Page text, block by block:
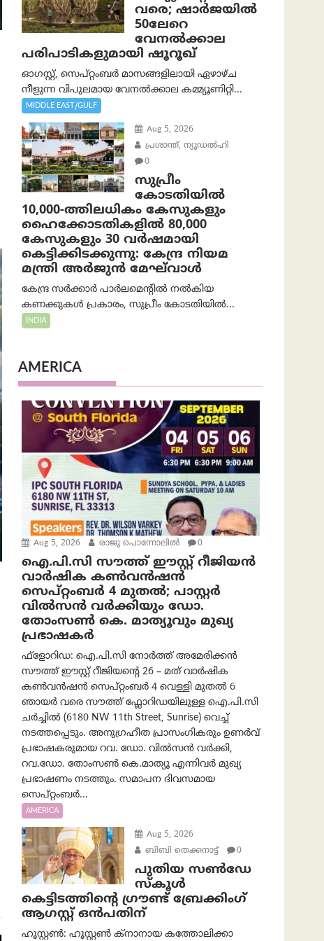
വരെ; ഷാർജയിൽ
50ലേറെ
വേനൽക്കാല
പരിപാടികളുമായി ഷൂറൂഖ്
ഓഗസ്റ്റ്, സെപ്റ്റംബർ മാസങ്ങളിലായി ഏഴാഴ്ച
നീളുന്ന വിപുലമായ വേനൽക്കാല കമ്മ്യൂണിറ്റി...
MIDDLE EAST/GULF
Aug 5, 2026
പ്രശാന്ത്, ന്യൂഡല്‍ഹി
0
സുപ്രീം
കോടതിയിൽ
10,000-ത്തിലധികം കേസുകളും
ഹൈക്കോടതികളിൽ 80,000
കേസുകളും 30 വർഷമായി
കെട്ടിക്കിടക്കുന്നു: കേന്ദ്ര നിയമ
മന്ത്രി അര്‍ജുന്‍ മേഘ്‌വാള്‍
കേന്ദ്ര സർക്കാർ പാർലമെന്റിൽ നൽകിയ
കണക്കുകൾ പ്രകാരം, സുപ്രീം കോടതിയിൽ...
INDIA
AMERICA
Aug 5, 2026 രാജു പൊന്നോലിൽ 0
ഐ.പി.സി സൗത്ത് ഈസ്റ്റ് റീജിയൻ
വാർഷിക കൺവൻഷൻ
സെപ്റ്റംബർ 4 മുതൽ; പാസ്റ്റർ
വിൽസൻ വർക്കിയും ഡോ.
തോംസൺ കെ. മാത്യൂവും മുഖ്യ
പ്രഭാഷകർ
ഫ്ളോറിഡ: ഐ.പി.സി നോർത്ത് അമേരിക്കൻ
സൗത്ത് ഈസ്റ്റ് റീജിയന്റെ 26 – മത് വാർഷിക
കൺവൻഷൻ സെപ്റ്റംബർ 4 വെള്ളി മുതൽ 6
ഞായർ വരെ സൗത്ത് ഫ്ലോറിഡയിലുള്ള ഐ.പി.സി
ചർച്ചിൽ (6180 NW 11th Street, Sunrise) വെച്ച്
നടത്തപ്പെടും. അനുഗ്രഹീത പ്രാസംഗികരും ഉണർവ്
പ്രഭാഷകരുമായ റവ. ഡോ. വിൽസൻ വർക്കി,
റവ.ഡോ. തോംസൺ കെ.മാത്യൂ എന്നിവർ മുഖ്യ
പ്രഭാഷണം നടത്തും. സമാപന ദിവസമായ
സെപ്റ്റംബർ...
AMERICA
Aug 5, 2026
ബിബി തെക്കനാട്ട്
0
പുതിയ സൺഡേ
സ്കൂൾ
കെട്ടിടത്തിന്റെ ഗ്രൗണ്ട് ബ്രേക്കിംഗ്
ആഗസ്റ്റ് ഒൻപതിന്
ഹൂസ്റ്റൺ: ഹൂസ്റ്റൺ ക്നാനായ കത്തോലിക്കാ